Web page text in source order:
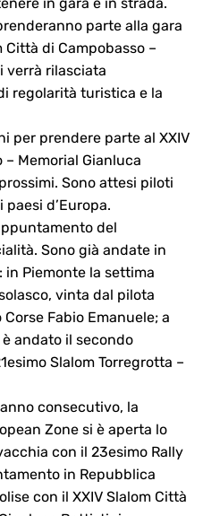
parte alla gara
Città di Campobasso –
verrà rilasciata
regolarità turistica e la
per prendere parte al XXIV
Memorial Gianluca
Sono attesi piloti
d’Europa.
del
Sono già andate in
Piemonte la settima
vinta dal pilota
Fabio Emanuele; a
andato il secondo
Slalom Torregrotta –
consecutivo, la
Zone si è aperta lo
con il 23esimo Rally
in Repubblica
con il XXIV Slalom Città